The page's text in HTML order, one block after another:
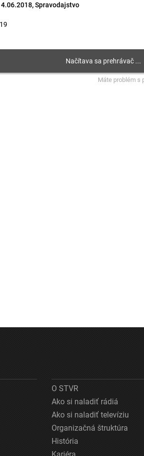
Spravodajstvo
Máte problém s
O STVR
Ako si naladiť rádiá
Ako si naladiť televíziu
Organizačná štruktúra
História